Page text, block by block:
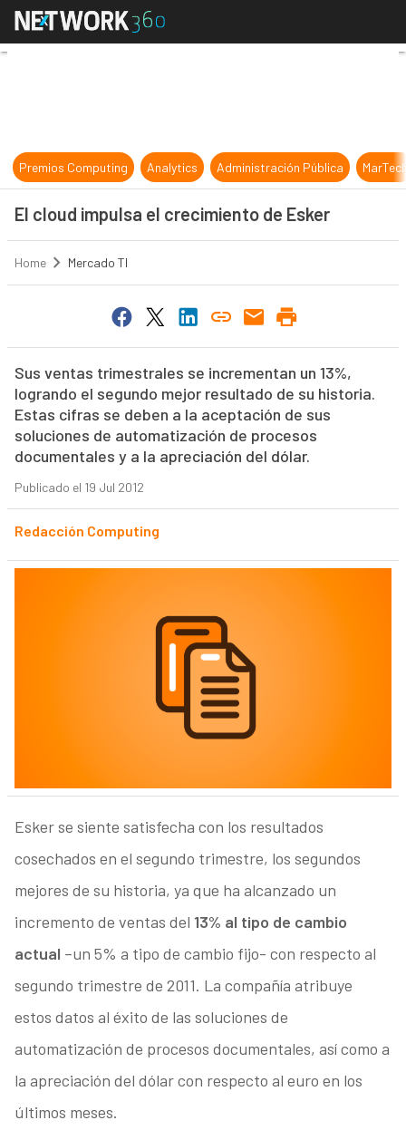
El cloud impulsa el crecimiento de
Premios Computing Analytics Administración Pública
El cloud impulsa el crecimiento de Esker
Home Mercado TI
Sus ventas trimestrales se incrementan un 13%,
logrando el segundo mejor resultado de su historia.
Estas cifras se deben a la aceptación de sus
soluciones de automatización de procesos
documentales y a la apreciación del dólar.
Publicado el 19 Jul 2012
Redacción Computing
Esker se siente satisfecha con los resultados
cosechados en el segundo trimestre, los segundos
mejores de su historia, ya que ha alcanzado un
incremento de ventas del 13% al tipo de cambio
actual –un 5% a tipo de cambio fijo- con respecto al
segundo trimestre de 2011. La compañía atribuye
estos datos al éxito de las soluciones de
automatización de procesos documentales, así como a
la apreciación del dólar con respecto al euro en los
últimos meses.